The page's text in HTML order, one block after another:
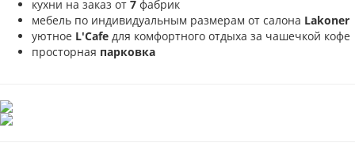
кухни на заказ от 7 фабрик
мебель по индивидуальным размерам от салона Lakoner
уютное L'Cafe для комфортного отдыха за чашечкой кофе
просторная парковка